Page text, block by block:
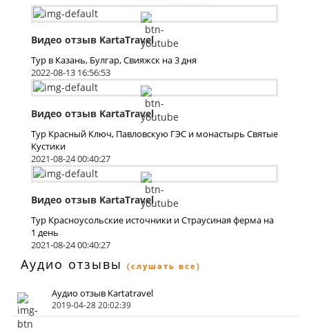
Видео отзыв KartaTravel
Тур в Казань, Булгар, Свияжск на 3 дня
2022-08-13 16:56:53
Видео отзыв KartaTravel
Тур Красный Ключ, Павловскую ГЭС и монастырь Святые
Кустики
2021-08-24 00:40:27
Видео отзыв KartaTravel
Тур Красноусольские источники и Страусиная ферма на
1 день
2021-08-24 00:40:27
Аудио отзывы (слушать все)
Аудио отзыв Kartatravel
2019-04-28 20:02:39